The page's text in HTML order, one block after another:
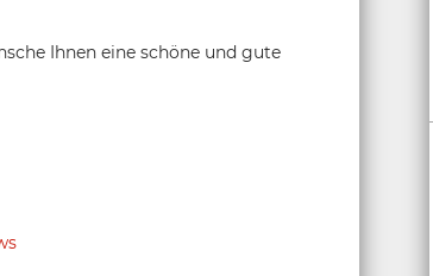
Ihnen eine schöne und gute